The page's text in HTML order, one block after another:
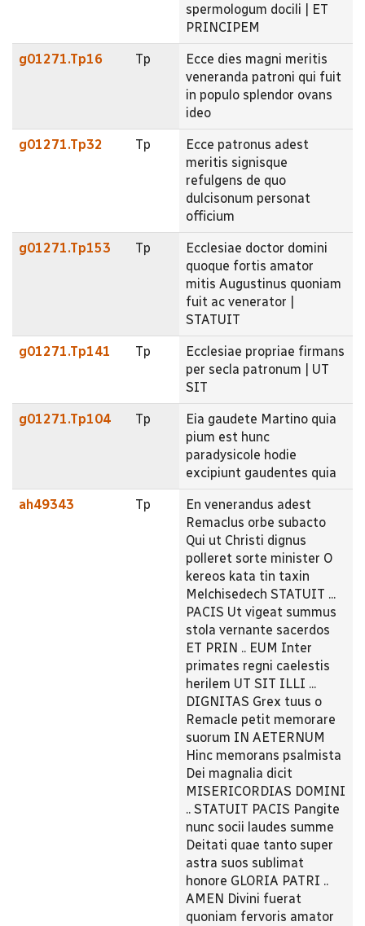
spermologum docili | ET
PRINCIPEM
g01271.Tp16 Tp
Ecce dies magni meritis
veneranda patroni qui fuit
in populo splendor ovans
ideo
g01271.Tp32 Tp
Ecce patronus adest
meritis signisque
refulgens de quo
dulcisonum personat
officium
g01271.Tp153 Tp
Ecclesiae doctor domini
quoque fortis amator
mitis Augustinus quoniam
fuit ac venerator |
STATUIT
g01271.Tp141 Tp
Ecclesiae propriae firmans
per secla patronum | UT
SIT
g01271.Tp104 Tp
Eia gaudete Martino quia
pium est hunc
paradysicole hodie
excipiunt gaudentes quia
ah49343 Tp
En venerandus adest
Remaclus orbe subacto
Qui ut Christi dignus
polleret sorte minister O
kereos kata tin taxin
Melchisedech STATUIT ...
PACIS Ut vigeat summus
stola vernante sacerdos
ET PRIN .. EUM Inter
primates regni caelestis
herilem UT SIT ILLI ...
DIGNITAS Grex tuus o
Remacle petit memorare
suorum IN AETERNUM
Hinc memorans psalmista
Dei magnalia dicit
MISERICORDIAS DOMINI
.. STATUIT PACIS Pangite
nunc socii laudes summe
Deitati quae tanto super
astra suos sublimat
honore GLORIA PATRI ..
AMEN Divini fuerat
quoniam fervoris amator